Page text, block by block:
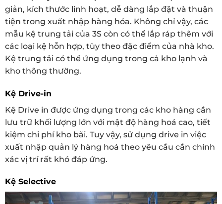
giản, kích thước linh hoạt, dễ dàng lắp đặt và thuận
tiện trong xuất nhập hàng hóa. Không chỉ vậy, các
mẫu kệ trung tải của 3S còn có thể lắp ráp thêm với
các loại kệ hỗn hợp, tùy theo đặc điểm của nhà kho.
Kệ trung tải có thể ứng dụng trong cả kho lạnh và
kho thông thường.
Kệ Drive-in
Kệ Drive in được ứng dụng trong các kho hàng cần
lưu trữ khối lượng lớn với mật độ hàng hoá cao, tiết
kiệm chi phí kho bãi. Tuy vậy, sử dụng drive in việc
xuất nhập quản lý hàng hoá theo yêu cầu cần chính
xác vị trí rất khó đáp ứng.
Kệ Selective